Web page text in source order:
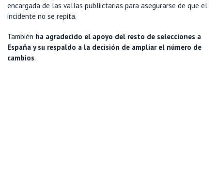
encargada de las vallas publiictarias para asegurarse de que el
incidente no se repita.
También ha agradecido el apoyo del resto de selecciones a
España y su respaldo a la decisión de ampliar el número de
cambios.